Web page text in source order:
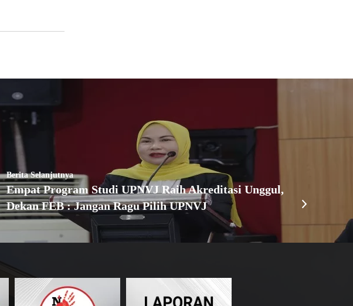
Berita Selanjutnya
Empat Program Studi UPNVJ Raih Akreditasi Unggul,
Dekan FEB : Jangan Ragu Pilih UPNVJ